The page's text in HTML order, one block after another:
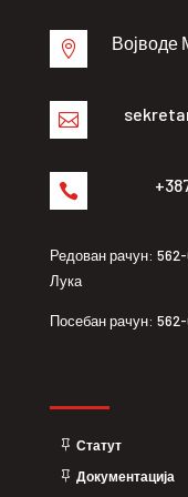
 Војводе


Редован рачун:
Лука
Посебан рачун:
Статут
Документација